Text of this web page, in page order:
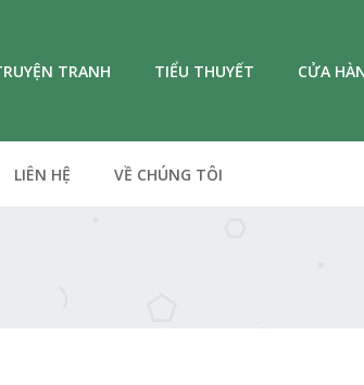
TRANH TIỂU THUYẾT CỬA
LIÊN HỆ VỀ CHÚNG TÔI